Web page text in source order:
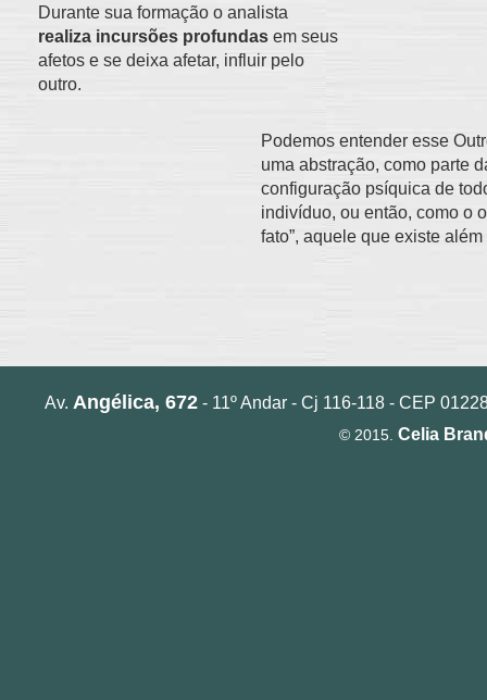
Durante sua formação o analista
realiza incursões profundasem seus
afetos e se deixa afetar, influir pelo
outro.
Podemos entender esse
uma abstração, como parte
configuração psíquica de
indivíduo, ou então, como o
fato”, aquele que existe além
Av. Angélica, 672- 11º Andar - Cj 116-118 - CEP
© 2015. Celia